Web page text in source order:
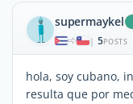
supermaykel
| 5POSTS
hola, soy cubano,
resulta que por